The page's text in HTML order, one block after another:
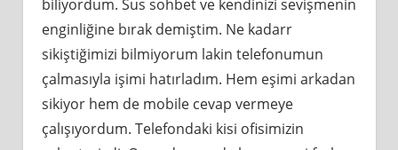
biliyordum. Sus sohbet ve kendinizi sevişmenin
enginliğine bırak demiştim. Ne kadarr
sikiştiğimizi bilmiyorum lakin telefonumun
çalmasıyla işimi hatırladım. Hem eşimi arkadan
sikiyor hem de mobile cevap vermeye
çalışıyordum. Telefondaki kisi ofisimizin